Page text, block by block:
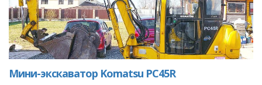
Мини-экскаватор Komatsu PC45R